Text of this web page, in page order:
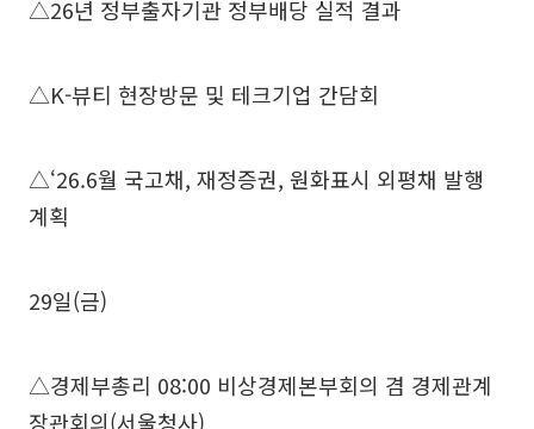
△26년 정부출자기관 정부배당 실적 결과
△K-뷰티 현장방문 및 테크기업 간담회
△‘26.6월 국고채, 재정증권, 원화표시 외평채 발행
계획
29일(금)
△경제부총리 08:00 비상경제본부회의 겸 경제관계
장관회의(서울청사)